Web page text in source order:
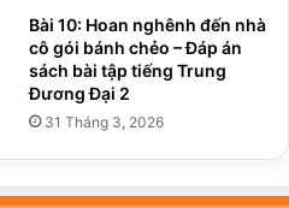
Bài 10: Hoan nghênh đến nhà
cô gói bánh chẻo – Đáp án
sách bài tập tiếng Trung
Đương Đại 2
31 Tháng 3, 2026